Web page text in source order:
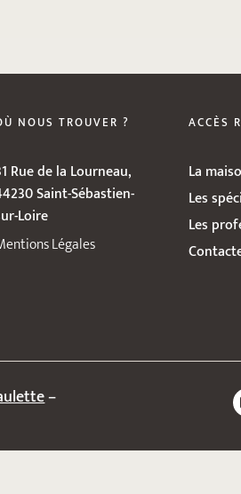
NOUS TROUVER ?
Rue de la Lourneau,
Saint-Sébastien-
Loire
Légales
ACCÈS
La
Les
Les
–